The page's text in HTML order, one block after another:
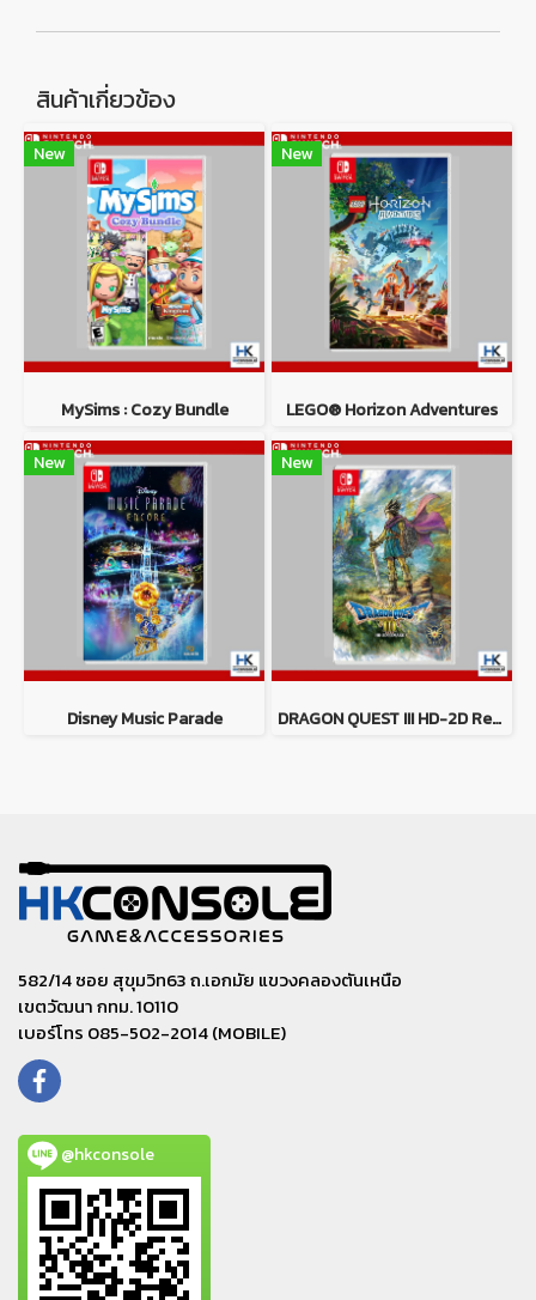
สินค้าเกี่ยวข้อง
New
MySims : Cozy Bundle
New
LEGO® Horizon Adventures
New
Disney Music Parade
New
DRAGON QUEST III HD-2D Remake
582/14 ซอย สุขุมวิท63 ถ.เอกมัย แขวงคลองตันเหนือ
เขตวัฒนา กทม. 10110
เบอร์โทร 085-502-2014 (MOBILE)
@hkconsole